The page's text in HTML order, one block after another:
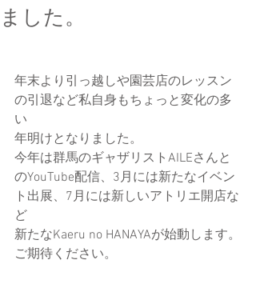
ました。
年末より引っ越しや園芸店のレッスン
の引退など私自身もちょっと変化の多
い
年明けとなりました。
今年は群馬のギャザリストAILEさんと
のYouTube配信、3月には新たなイベン
ト出展、7月には新しいアトリエ開店な
ど
新たなKaeru no HANAYAが始動します。
ご期待ください。